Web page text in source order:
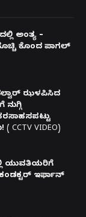
ಅಂತ್ಯ –
ಕೊಂದ ಪಾಗಲ್
ಝಳಪಿಸಿದ
VIDEO)
ಯುವತಿಯರಿಗೆ
ಕಂಡಕ್ಟರ್ ಇರ್ಫಾನ್